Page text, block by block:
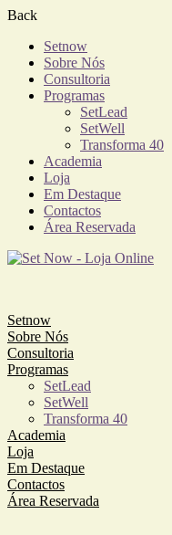
Back
Setnow
Sobre Nós
Consultoria
Programas
SetLead
SetWell
Transforma 40
Academia
Loja
Em Destaque
Contactos
Área Reservada
Setnow
Sobre Nós
Consultoria
Programas
SetLead
SetWell
Transforma 40
Academia
Loja
Em Destaque
Contactos
Área Reservada